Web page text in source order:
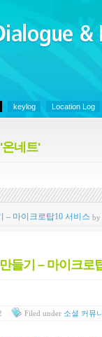
keylog Location Log
네트'
– 마이크로탑10 서비스 by
들기 – 마이크로
Filed under 소셜 커뮤